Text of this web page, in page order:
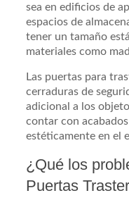
sea en edificios de
espacios de
tener un tamaño
materiales como
Las puertas para
cerraduras de
adicional a los
contar con
estéticamente en el
¿Qué los
Puertas